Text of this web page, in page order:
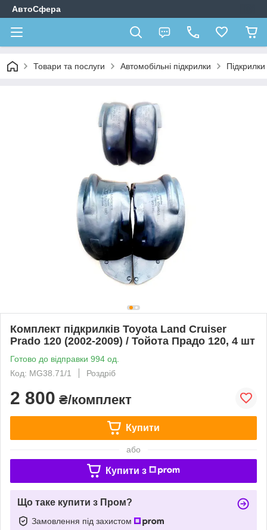
АвтоСфера
Товари та послуги Автомобільні підкрилки
Комплект підкрилків Toyota Land Cruiser
Prado 120 (2002-2009) / Тойота Прадо 120, 4 шт
Готово до відправки 994 од.
Код: MG38.71/1
Роздріб
2 800 ₴/комплект
Купити
або
Купити з
Що таке купити з Пром?
Замовлення під захистом